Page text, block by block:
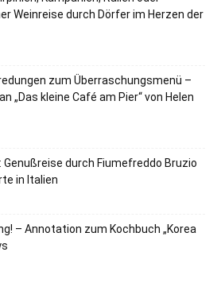
Weinreise durch Dörfer im Herzen der
zum Überraschungsmenü –
„Das kleine Café am Pier“ von Helen
Genußreise durch Fiumefreddo Bruzio
in Italien
– Annotation zum Kochbuch „Korea